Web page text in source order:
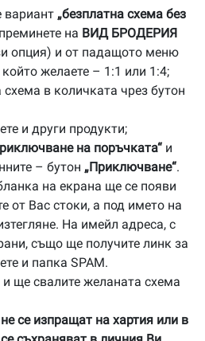
вариант „безплатна схема без
на ВИД БРОДЕРИЯ
опция) и от падащото меню
желаете – 1:1 или 1:4;
в количката чрез бутон
и други продукти;
на поръчката“ и
– бутон „Приключване“.
на екрана ще се появи
от Вас стоки, а под името на
На имейл адреса, с
също ще получите линк за
и папка SPAM.
ще свалите желаната схема
се изпращат на хартия или в